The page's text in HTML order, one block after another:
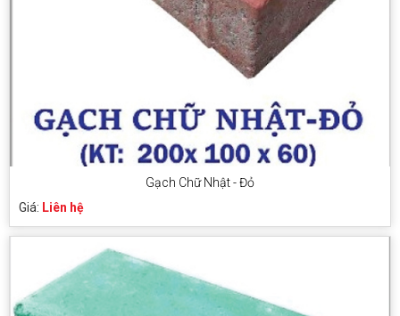
Gạch Chữ Nhật - Đỏ
Giá: Liên hệ